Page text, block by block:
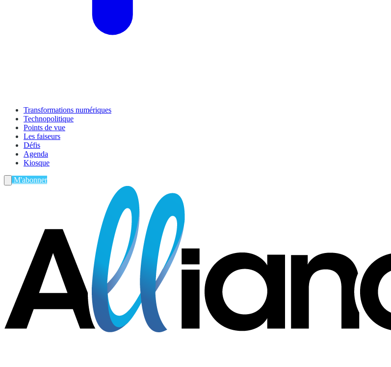
Transformations numériques
Technopolitique
Points de vue
Les faiseurs
Défis
Agenda
Kiosque
M'abonner